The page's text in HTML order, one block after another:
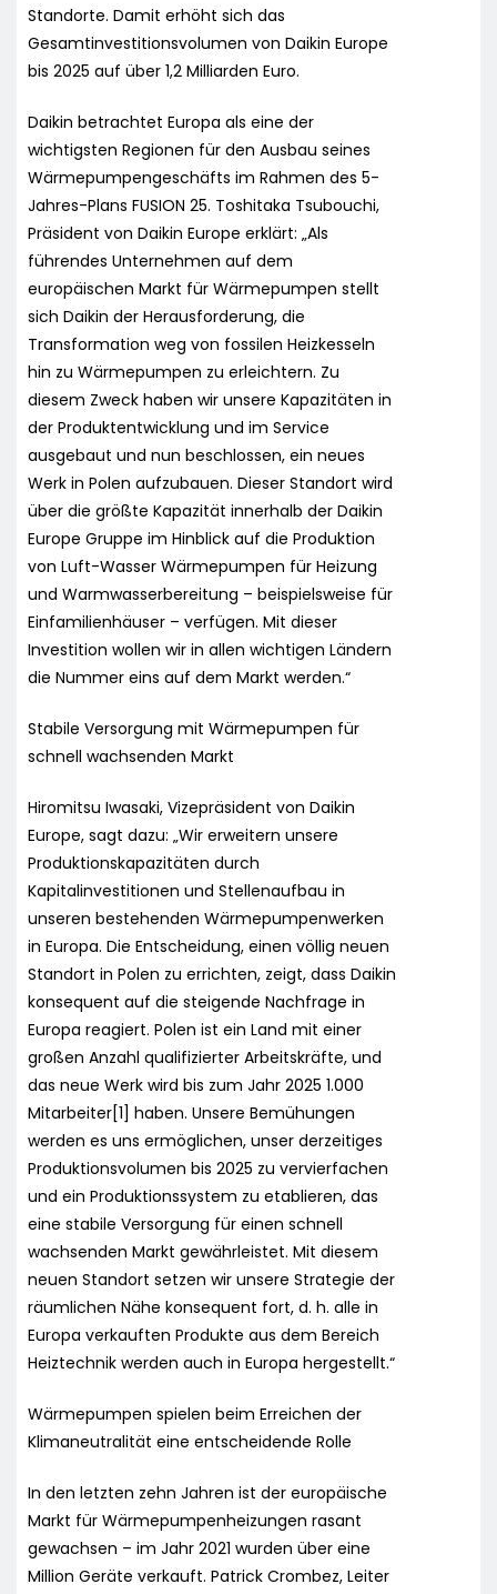
Standorte. Damit erhöht sich das
Gesamtinvestitionsvolumen von Daikin Europe
bis 2025 auf über 1,2 Milliarden Euro.
Daikin betrachtet Europa als eine der
wichtigsten Regionen für den Ausbau seines
Wärmepumpengeschäfts im Rahmen des 5-
Jahres-Plans FUSION 25. Toshitaka Tsubouchi,
Präsident von Daikin Europe erklärt: „Als
führendes Unternehmen auf dem
europäischen Markt für Wärmepumpen stellt
sich Daikin der Herausforderung, die
Transformation weg von fossilen Heizkesseln
hin zu Wärmepumpen zu erleichtern. Zu
diesem Zweck haben wir unsere Kapazitäten in
der Produktentwicklung und im Service
ausgebaut und nun beschlossen, ein neues
Werk in Polen aufzubauen. Dieser Standort wird
über die größte Kapazität innerhalb der Daikin
Europe Gruppe im Hinblick auf die Produktion
von Luft-Wasser Wärmepumpen für Heizung
und Warmwasserbereitung – beispielsweise für
Einfamilienhäuser – verfügen. Mit dieser
Investition wollen wir in allen wichtigen Ländern
die Nummer eins auf dem Markt werden.“
Stabile Versorgung mit Wärmepumpen für
schnell wachsenden Markt
Hiromitsu Iwasaki, Vizepräsident von Daikin
Europe, sagt dazu: „Wir erweitern unsere
Produktionskapazitäten durch
Kapitalinvestitionen und Stellenaufbau in
unseren bestehenden Wärmepumpenwerken
in Europa. Die Entscheidung, einen völlig neuen
Standort in Polen zu errichten, zeigt, dass Daikin
konsequent auf die steigende Nachfrage in
Europa reagiert. Polen ist ein Land mit einer
großen Anzahl qualifizierter Arbeitskräfte, und
das neue Werk wird bis zum Jahr 2025 1.000
Mitarbeiter[1] haben. Unsere Bemühungen
werden es uns ermöglichen, unser derzeitiges
Produktionsvolumen bis 2025 zu vervierfachen
und ein Produktionssystem zu etablieren, das
eine stabile Versorgung für einen schnell
wachsenden Markt gewährleistet. Mit diesem
neuen Standort setzen wir unsere Strategie der
räumlichen Nähe konsequent fort, d. h. alle in
Europa verkauften Produkte aus dem Bereich
Heiztechnik werden auch in Europa hergestellt.“
Wärmepumpen spielen beim Erreichen der
Klimaneutralität eine entscheidende Rolle
In den letzten zehn Jahren ist der europäische
Markt für Wärmepumpenheizungen rasant
gewachsen – im Jahr 2021 wurden über eine
Million Geräte verkauft. Patrick Crombez, Leiter